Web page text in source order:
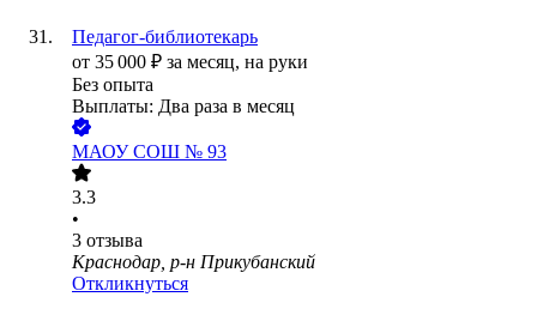
Педагог-библиотекарь
от 35 000 ₽ за месяц, на руки
Без опыта
Выплаты: Два раза в месяц
МАОУ СОШ № 93
3.3
•
3 отзыва
Краснодар, р-н Прикубанский
Откликнуться